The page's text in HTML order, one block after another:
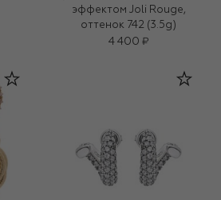
эффектом Joli Rouge,
оттенок 742 (3.5g)
4 400 ₽